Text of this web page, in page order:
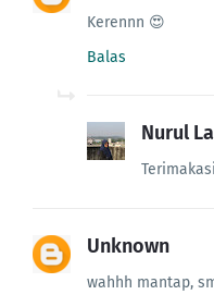
Kerennn 😍
Balas
Nurul
Unknown
wahhh mantap,